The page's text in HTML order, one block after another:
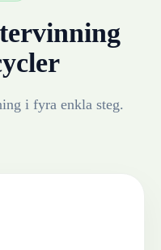
i fyra enkla steg.